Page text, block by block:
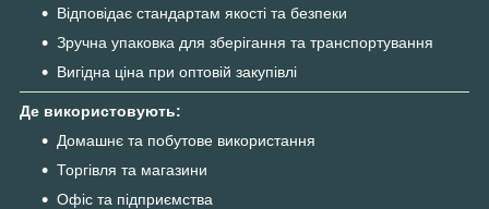
Відповідає стандартам якості та безпеки
Зручна упаковка для зберігання та транспортування
Вигідна ціна при оптовій закупівлі
Де використовують:
Домашнє та побутове використання
Торгівля та магазини
Офіс та підприємства